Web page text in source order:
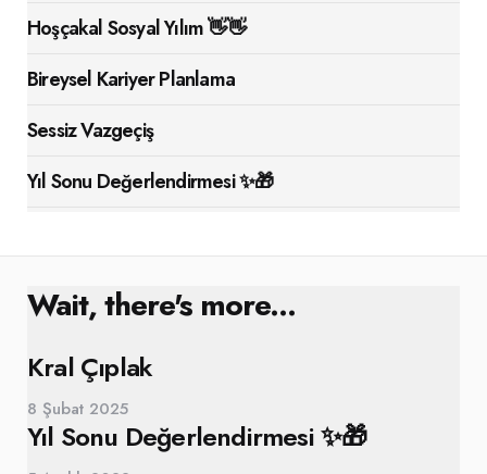
Hoşçakal Sosyal Yılım 👋👋
Bireysel Kariyer Planlama
Sessiz Vazgeçiş
Yıl Sonu Değerlendirmesi ✨🎁
Wait, there's more...
Kral Çıplak
8 Şubat 2025
Yıl Sonu Değerlendirmesi ✨🎁